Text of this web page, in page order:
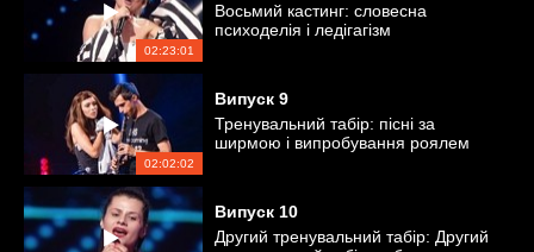
02:23:01
Восьмий кастинг: словесна
психоделія і ледігагізм
02:02:02
Випуск 9
Тренувальний табір: пісні за
ширмою і випробування роялем
Випуск 10
Другий тренувальний табір: Другий